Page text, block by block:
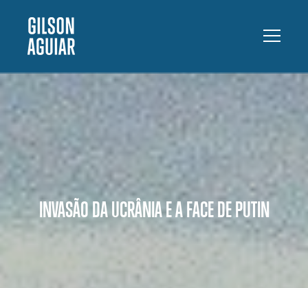
INVASÃO DA UCRÂNIA E A FACE DE PUTIN